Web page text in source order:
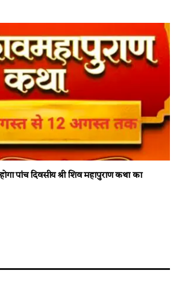
पांच दिवसीय श्री शिव महापुराण कथा का